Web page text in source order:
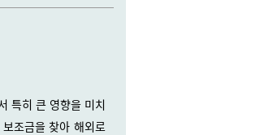
특히 큰 영향을 미치
조금을 찾아 해외로